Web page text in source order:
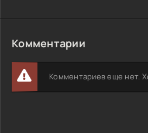
Комментарии
Комментариев еще нет.